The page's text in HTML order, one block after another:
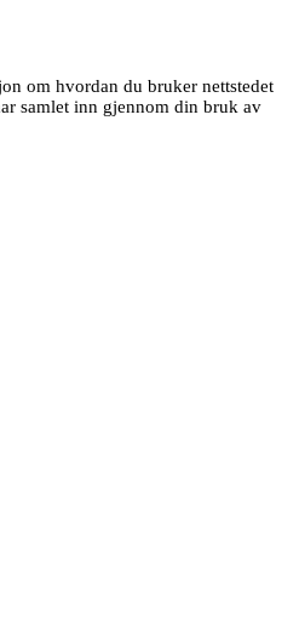
om hvordan du bruker nettstedet
samlet inn gjennom din bruk av